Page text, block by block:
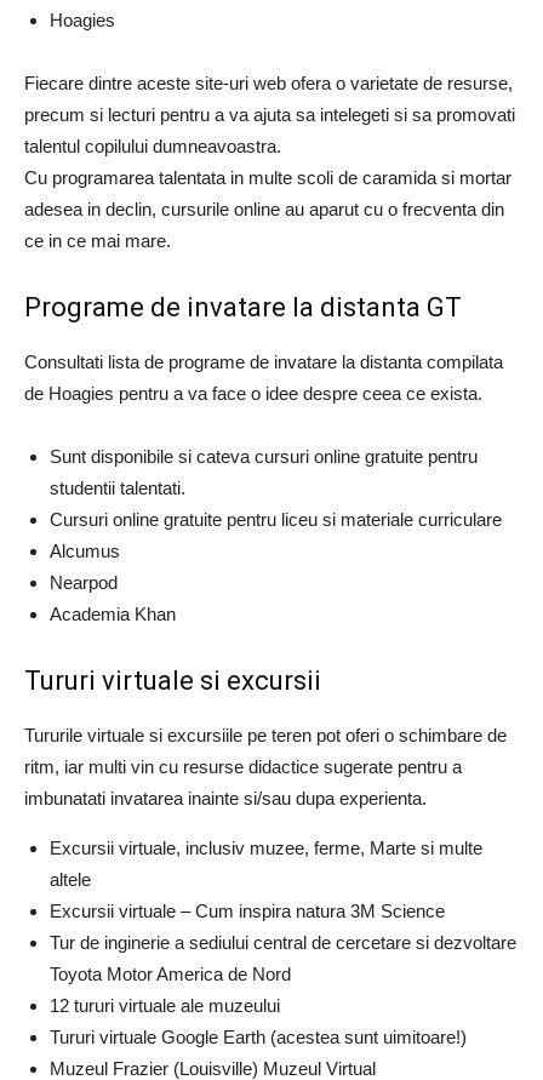
Hoagies
Fiecare dintre aceste site-uri web ofera o varietate de resurse,
precum si lecturi pentru a va ajuta sa intelegeti si sa promovati
talentul copilului dumneavoastra.
Cu programarea talentata in multe scoli de caramida si mortar
adesea in declin, cursurile online au aparut cu o frecventa din
ce in ce mai mare.
Programe de invatare la distanta GT
Consultati lista de programe de invatare la distanta compilata
de Hoagies pentru a va face o idee despre ceea ce exista.
Sunt disponibile si cateva cursuri online gratuite pentru
studentii talentati.
Cursuri online gratuite pentru liceu si materiale curriculare
Alcumus
Nearpod
Academia Khan
Tururi virtuale si excursii
Tururile virtuale si excursiile pe teren pot oferi o schimbare de
ritm, iar multi vin cu resurse didactice sugerate pentru a
imbunatati invatarea inainte si/sau dupa experienta.
Excursii virtuale, inclusiv muzee, ferme, Marte si multe
altele
Excursii virtuale – Cum inspira natura 3M Science
Tur de inginerie a sediului central de cercetare si dezvoltare
Toyota Motor America de Nord
12 tururi virtuale ale muzeului
Tururi virtuale Google Earth (acestea sunt uimitoare!)
Muzeul Frazier (Louisville) Muzeul Virtual